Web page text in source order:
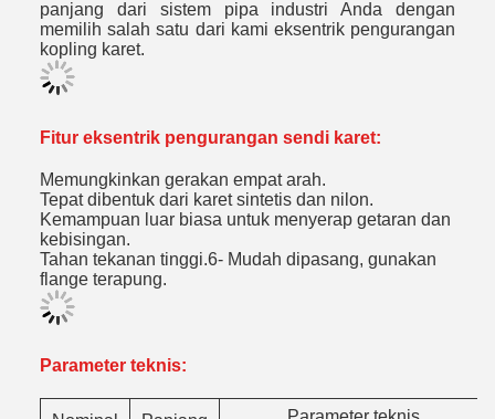
panjang dari sistem pipa industri Anda dengan
memilih salah satu dari kami eksentrik pengurangan
kopling karet.
Fitur eksentrik pengurangan sendi karet:
Memungkinkan gerakan empat arah.
Tepat dibentuk dari karet sintetis dan nilon.
Kemampuan luar biasa untuk menyerap getaran dan
kebisingan.
Tahan tekanan tinggi.6- Mudah dipasang, gunakan
flange terapung.
Parameter teknis: